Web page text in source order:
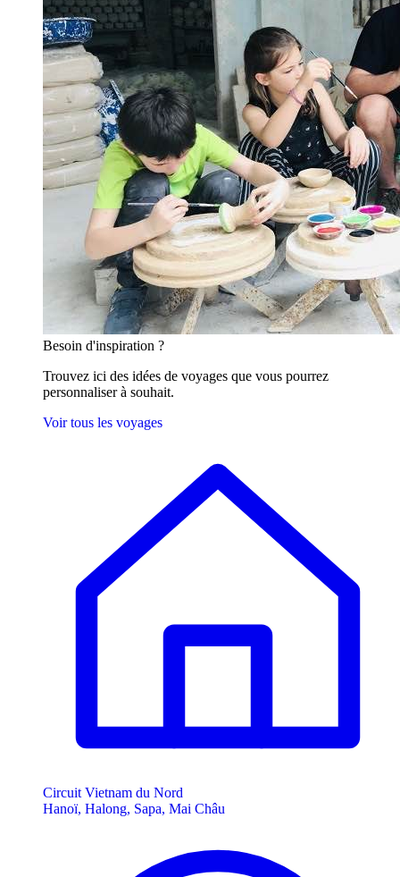
Besoin d'inspiration ?
Trouvez ici des idées de voyages que vous pourrez
personnaliser à souhait.
Voir tous les voyages
Circuit Vietnam du Nord
Hanoï, Halong, Sapa, Mai Châu